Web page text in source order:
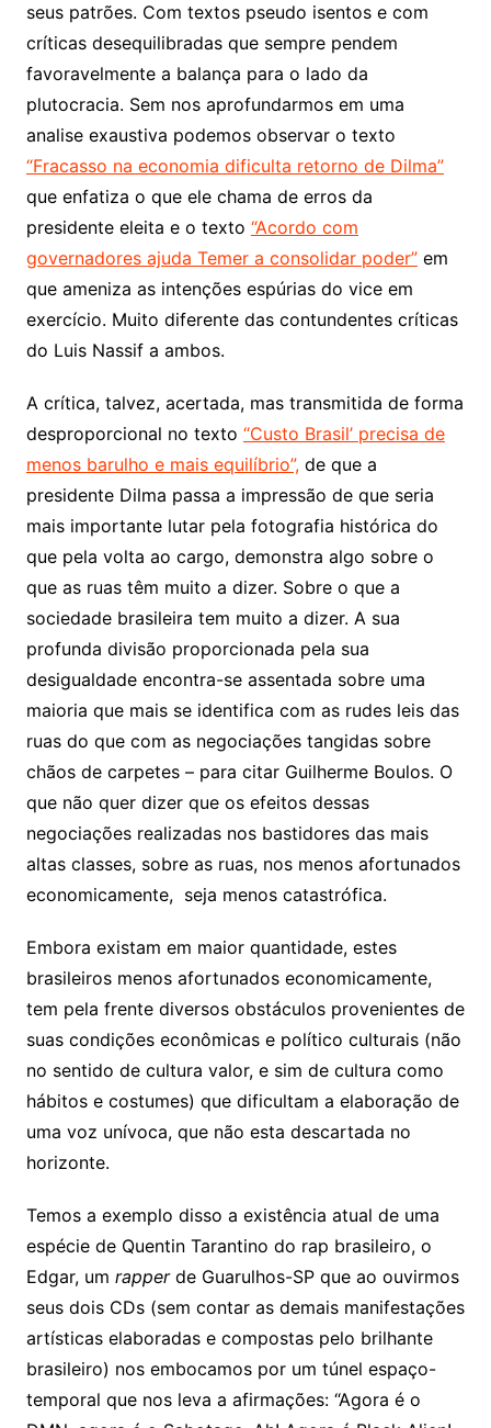
seus patrões. Com textos pseudo isentos e com
críticas desequilibradas que sempre pendem
favoravelmente a balança para o lado da
plutocracia. Sem nos aprofundarmos em uma
analise exaustiva podemos observar o texto
“Fracasso na economia dificulta retorno de Dilma”
que enfatiza o que ele chama de erros da
presidente eleita e o texto “Acordo com
governadores ajuda Temer a consolidar poder”em
que ameniza as intenções espúrias do vice em
exercício. Muito diferente das contundentes críticas
do Luis Nassif a ambos.
A crítica, talvez, acertada, mas transmitida de forma
desproporcional no texto “Custo Brasil’ precisa de
menos barulho e mais equilíbrio”,de que a
presidente Dilma passa a impressão de que seria
mais importante lutar pela fotografia histórica do
que pela volta ao cargo, demonstra algo sobre o
que as ruas têm muito a dizer. Sobre o que a
sociedade brasileira tem muito a dizer. A sua
profunda divisão proporcionada pela sua
desigualdade encontra-se assentada sobre uma
maioria que mais se identifica com as rudes leis das
ruas do que com as negociações tangidas sobre
chãos de carpetes – para citar Guilherme Boulos. O
que não quer dizer que os efeitos dessas
negociações realizadas nos bastidores das mais
altas classes, sobre as ruas, nos menos afortunados
economicamente, seja menos catastrófica.
Embora existam em maior quantidade, estes
brasileiros menos afortunados economicamente,
tem pela frente diversos obstáculos provenientes de
suas condições econômicas e político culturais (não
no sentido de cultura valor, e sim de cultura como
hábitos e costumes) que dificultam a elaboração de
uma voz unívoca, que não esta descartada no
horizonte.
Temos a exemplo disso a existência atual de uma
espécie de Quentin Tarantino do rap brasileiro, o
Edgar, um rapperde Guarulhos-SP que ao ouvirmos
seus dois CDs (sem contar as demais manifestações
artísticas elaboradas e compostas pelo brilhante
brasileiro) nos embocamos por um túnel espaço-
temporal que nos leva a afirmações: “Agora é o